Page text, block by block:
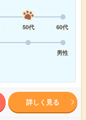
50代
60代
男性
詳しく見る